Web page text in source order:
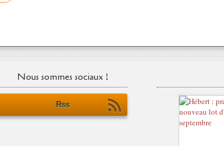
Nous sommes sociaux !
Rss